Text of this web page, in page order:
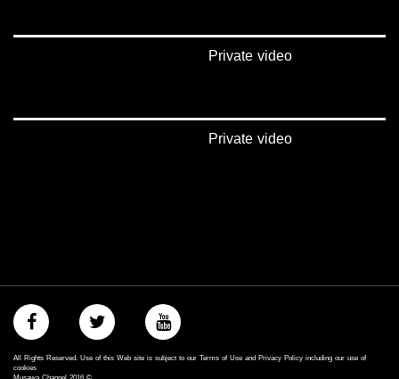
Private video
Private video
All Rights Reserved. Use of this Web site is subject to our Terms of Use and Privacy Policy including our use of
cookies